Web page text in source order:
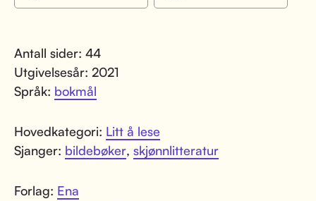
Antall sider: 44
Utgivelsesår: 2021
Språk: bokmål
Hovedkategori: Litt å lese
Sjanger: bildebøker, skjønnlitteratur
Forlag: Ena